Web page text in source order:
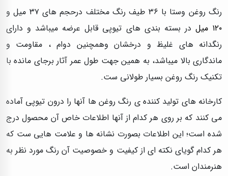
رنگ روغن وستا با ۳۶ طیف رنگ مختلف درحجم های ۳۷ میل و
۱۲۰ میل
در بسته بندی های تیوپی قابل عرضه میباشد و دارای
رنگدانه های غلیظ و درخشان وهمچنین دوام ، مقاومت و
ماندگاری بالا میباشد، به همین جهت طول عمر آثار برجای مانده با
تکنیک رنگ روغن بسیار طولانی ست.
کارخانه های تولید کننده ی رنگ روغن ها آنها را درون تیوپی آماده
می کنند که بر روی هر کدام از آنها اطلاعات خاص آن محصول درج
شده است؛ این اطلاعات بصورت نشانه ها و علامت هایی ست که
هر کدام گویای نکته ای از کیفیت و خصوصیت آن رنگ مورد نظر به
هنرمندان است.